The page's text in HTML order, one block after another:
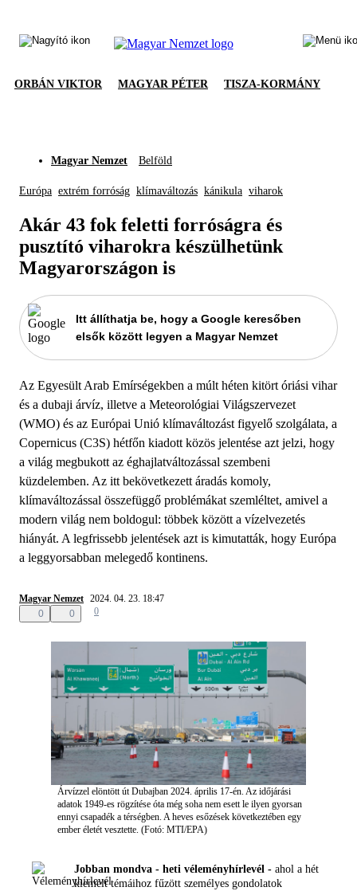
ORBÁN VIKTOR MAGYAR PÉTER TISZA-KORMÁNY
Magyar Nemzet Belföld
Európa extrém forróság klímaváltozás kánikula viharok
Akár 43 fok feletti forróságra és
pusztító viharokra készülhetünk
Magyarországon is
Itt állíthatja be, hogy a Google keresőben
elsők között legyen a Magyar Nemzet
Az Egyesült Arab Emírségekben a múlt héten kitört óriási vihar
és a dubaji árvíz, illetve a Meteorológiai Világszervezet
(WMO) és az Európai Unió klímaváltozást figyelő szolgálata, a
Copernicus (C3S) hétfőn kiadott közös jelentése azt jelzi, hogy
a világ megbukott az éghajlatváltozással szembeni
küzdelemben. Az itt bekövetkezett áradás komoly,
klímaváltozással összefüggő problémákat szemléltet, amivel a
modern világ nem boldogul: többek között a vízelvezetés
hiányát. A legfrissebb jelentések azt is kimutatták, hogy Európa
a leggyorsabban melegedő kontinens.
Magyar Nemzet 2024. 04. 23. 18:47
0
0 0
Árvízzel elöntött út Dubajban 2024. április 17-én. Az időjárási
adatok 1949-es rögzítése óta még soha nem esett le ilyen gyorsan
ennyi csapadék a térségben. A heves esőzések következtében egy
ember életét vesztette. (Fotó: MTI/EPA)
Jobban mondva - heti véleményhírlevél - ahol a hét
kiemelt témáihoz fűzött személyes gondolatok